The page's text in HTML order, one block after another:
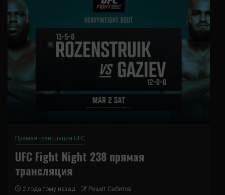
Прямая трансляция UFC
UFC Fight Night 238 прямая
трансляция
2 года тому назад Решит Сабитов